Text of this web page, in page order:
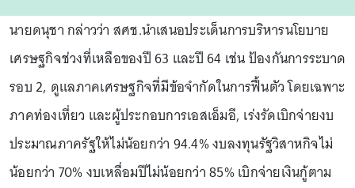
นายดนุชา กล่าวว่า สศช.นำเสนอประเด็นการบริหารนโยบาย
เศรษฐกิจช่วงที่เหลือของปี 63 และปี 64 เช่น ป้องกันการระบาด
รอบ 2, ดูแลภาคเศรษฐกิจที่มีข้อจำกัดในการฟื้นตัว โดยเฉพาะ
ภาคท่องเที่ยว และผู้ประกอบการเอสเอ็มอี, เร่งรัดเบิกจ่ายงบ
ประมาณภาครัฐให้ไม่น้อยกว่า 94.4% งบลงทุนรัฐวิสาหกิจไม่
น้อยกว่า 70% งบเหลื่อมปีไม่น้อยกว่า 85% เบิกจ่ายเงินกู้ตาม